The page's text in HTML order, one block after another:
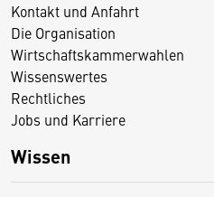
Kontakt und Anfahrt
Die Organisation
Wirtschaftskammerwahlen
Wissenswertes
Rechtliches
Jobs und Karriere
Wissen